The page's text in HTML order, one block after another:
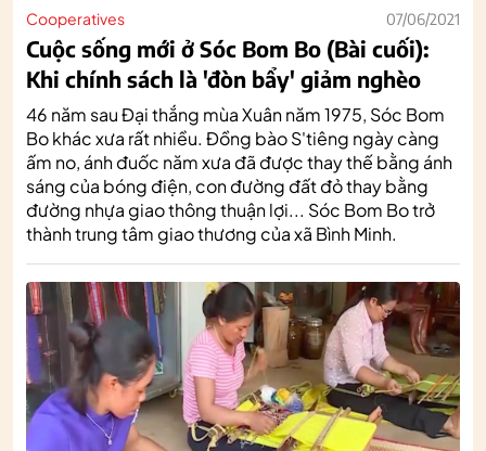
Cooperatives 07/06/2021
Cuộc sống mới ở Sóc Bom Bo (Bài cuối):
Khi chính sách là 'đòn bẩy' giảm nghèo
46 năm sau Đại thắng mùa Xuân năm 1975, Sóc Bom
Bo khác xưa rất nhiều. Đồng bào S'tiêng ngày càng
ấm no, ánh đuốc năm xưa đã được thay thế bằng ánh
sáng của bóng điện, con đường đất đỏ thay bằng
đường nhựa giao thông thuận lợi... Sóc Bom Bo trở
thành trung tâm giao thương của xã Bình Minh.